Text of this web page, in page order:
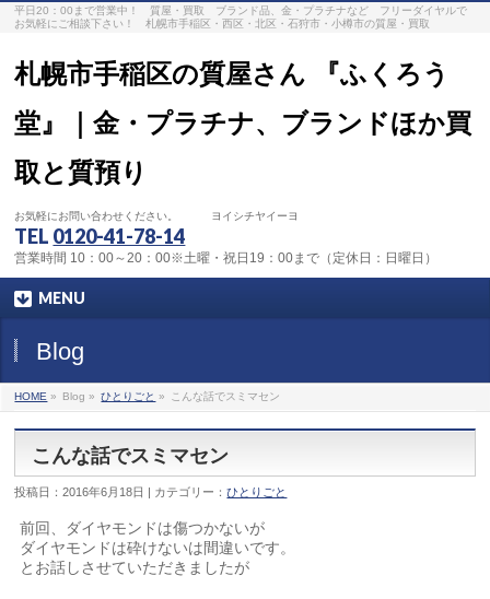
平日20：00まで営業中！ 質屋・買取 ブランド品、金・プラチナなど フリーダイヤルで
お気軽にご相談下さい！ 札幌市手稲区・西区・北区・石狩市・小樽市の質屋・買取
札幌市手稲区の質屋さん 『ふくろう
堂』｜金・プラチナ、ブランドほか買
取と質預り
お気軽にお問い合わせください。 ヨイシチヤイーヨ
TEL 0120-41-78-14
営業時間 10：00～20：00※土曜・祝日19：00まで（定休日：日曜日）
MENU
Blog
HOME » Blog » ひとりごと » こんな話でスミマセン
こんな話でスミマセン
投稿日：2016年6月18日 | カテゴリー：ひとりごと
前回、ダイヤモンドは傷つかないが
ダイヤモンドは砕けないは間違いです。
とお話しさせていただきましたが